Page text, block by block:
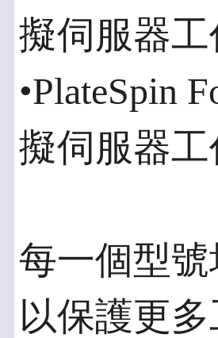
擬伺服器
•PlateSpin
擬伺服器
每一個型
以保護更